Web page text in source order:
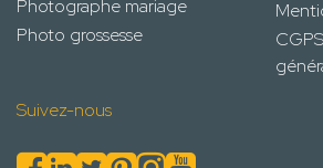
Photographe mariage
Photo grossesse
Suivez-nous